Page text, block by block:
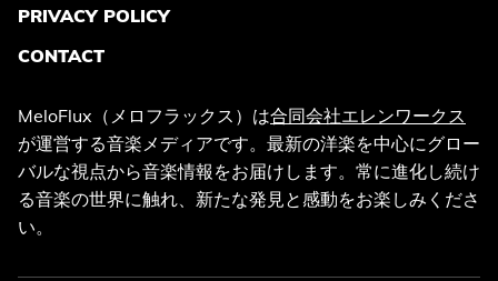
PRIVACY POLICY
CONTACT
MeloFlux（メロフラックス）は合同会社エレンワークス
が運営する音楽メディアです。最新の洋楽を中心にグロー
バルな視点から音楽情報をお届けします。常に進化し続け
る音楽の世界に触れ、新たな発見と感動をお楽しみくださ
い。